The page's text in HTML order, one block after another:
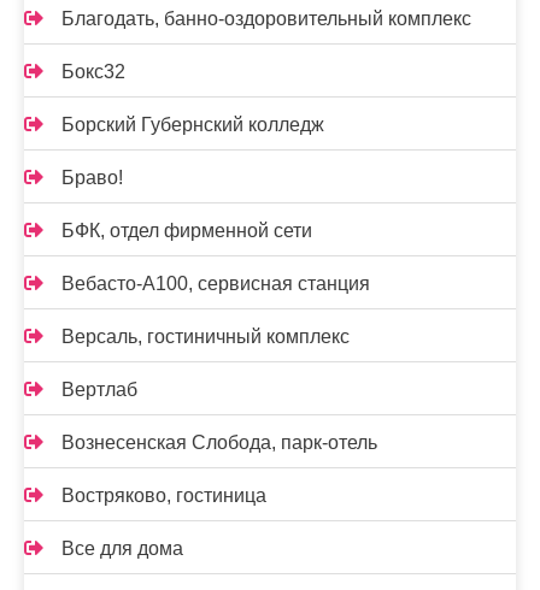
Благодать, банно-оздоровительный комплекс
Бокс32
Борский Губернский колледж
Браво!
БФК, отдел фирменной сети
Вебасто-А100, сервисная станция
Версаль, гостиничный комплекс
Вертлаб
Вознесенская Слобода, парк-отель
Востряково, гостиница
Все для дома